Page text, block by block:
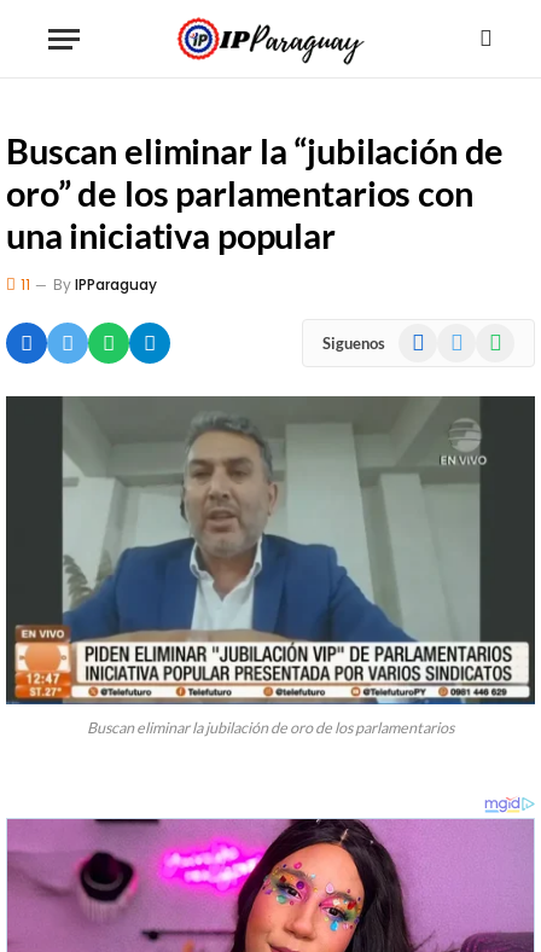
Buscan eliminar la “jubilación de
oro” de los parlamentarios con
una iniciativa popular
11 ByIPParaguay
Siguenos Facebook
Buscan eliminar la jubilación de oro de los parlamentarios